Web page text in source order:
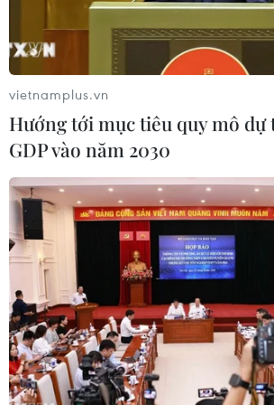
Nhân viên y tế chuyển bệnh nhân nhiễm
thương tại thành phố Daegu, Hàn Quốc
Yonhap đưa tin, Cơ quan Y tế
23/2 đã ghi nhận thêm một ca tử
dịch viêm đường hô hấp cấp
vietnamplus.vn
Hướng tới mục tiêu quy mô dự
GDP vào năm 2030